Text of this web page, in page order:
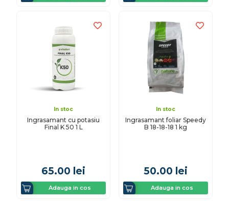
In stoc
Ingrasamant cu potasiu
Final K 50 1 L
65.00 lei
Adauga in cos
In stoc
Ingrasamant foliar Speedy
B 18-18-18 1 kg
50.00 lei
Adauga in cos